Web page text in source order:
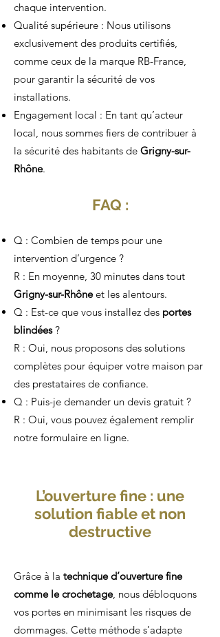
chaque intervention.
Qualité supérieure : Nous utilisons
exclusivement des produits certifiés,
comme ceux de la marque RB-France,
pour garantir la sécurité de vos
installations.
Engagement local : En tant qu’acteur
local, nous sommes fiers de contribuer à
la sécurité des habitants de Grigny-sur-
Rhône.
FAQ :
Q : Combien de temps pour une
intervention d’urgence ?
R : En moyenne, 30 minutes dans tout
Grigny-sur-Rhôneet les alentours.
Q : Est-ce que vous installez des portes
blindées?
R : Oui, nous proposons des solutions
complètes pour équiper votre maison par
des prestataires de confiance.
Q : Puis-je demander un devis gratuit ?
R : Oui, vous pouvez également remplir
notre formulaire en ligne.
L’ouverture fine : une
solution fiable et non
destructive
Grâce à la technique d’ouverture fine
comme lecrochetage, nous débloquons
vos portes en minimisant les risques de
dommages. Cette méthode s’adapte